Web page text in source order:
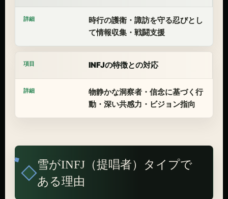
時行の護衛・諏訪を守る忍びとし
て情報収集・戦闘支援
INFJの特徴との対応
物静かな洞察者・信念に基づく行
動・深い共感力・ビジョン指向
雪がINFJ（提唱者）タイプで
ある理由